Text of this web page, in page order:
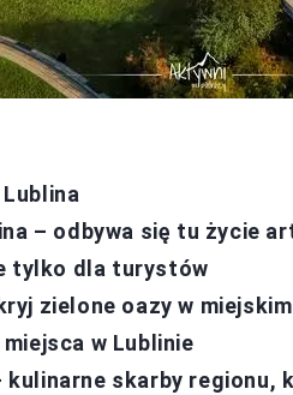
– odbywa się tu życie
tylko dla turystów
zielone oazy w
w Lublinie
kulinarne skarby regionu,